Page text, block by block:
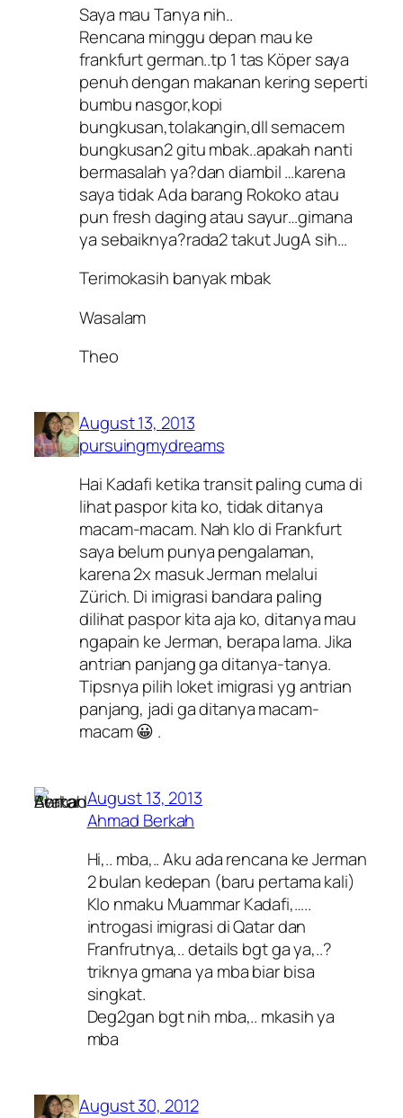
Saya mau Tanya nih..
Rencana minggu depan mau ke
frankfurt german..tp 1 tas Köper saya
penuh dengan makanan kering seperti
bumbu nasgor,kopi
bungkusan,tolakangin,dll semacem
bungkusan2 gitu mbak..apakah nanti
bermasalah ya?dan diambil …karena
saya tidak Ada barang Rokoko atau
pun fresh daging atau sayur…gimana
ya sebaiknya?rada2 takut JugA sih…
Terimokasih banyak mbak
Wasalam
Theo
August 13, 2013
pursuingmydreams
Hai Kadafi ketika transit paling cuma di
lihat paspor kita ko, tidak ditanya
macam-macam. Nah klo di Frankfurt
saya belum punya pengalaman,
karena 2x masuk Jerman melalui
Zürich. Di imigrasi bandara paling
dilihat paspor kita aja ko, ditanya mau
ngapain ke Jerman, berapa lama. Jika
antrian panjang ga ditanya-tanya.
Tipsnya pilih loket imigrasi yg antrian
panjang, jadi ga ditanya macam-
macam 😀 .
August 13, 2013
Ahmad Berkah
Hi,.. mba,.. Aku ada rencana ke Jerman
2 bulan kedepan (baru pertama kali)
Klo nmaku Muammar Kadafi,…..
introgasi imigrasi di Qatar dan
Franfrutnya,.. details bgt ga ya,..?
triknya gmana ya mba biar bisa
singkat.
Deg2gan bgt nih mba,.. mkasih ya
mba
August 30, 2012